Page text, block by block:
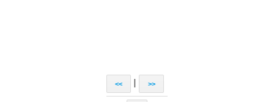
<< >>